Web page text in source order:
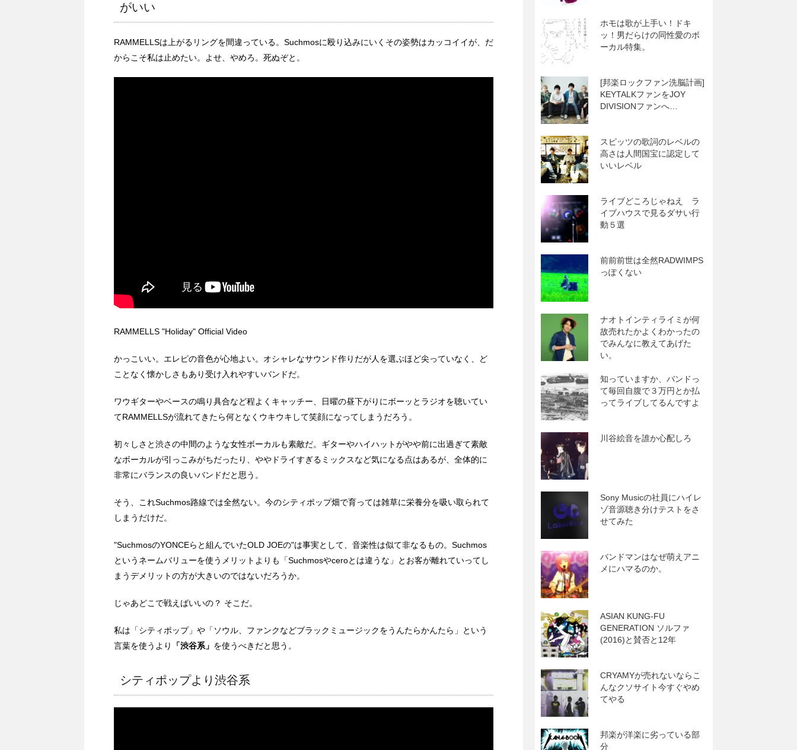
がいい
RAMMELLSは上がるリングを間違っている。Suchmosに殴り込みにいくその姿勢はカッコイイが、だ
からこそ私は止めたい。よせ、やめろ。死ぬぞと。
RAMMELLS "Holiday" Official Video
かっこいい。エレピの音色が心地よい。オシャレなサウンド作りだが人を選ぶほど尖っていなく、ど
ことなく懐かしさもあり受け入れやすいバンドだ。
ワウギターやベースの鳴り具合など程よくキャッチー、日曜の昼下がりにボーッとラジオを聴いてい
てRAMMELLSが流れてきたら何となくウキウキして笑顔になってしまうだろう。
初々しさと渋さの中間のような女性ボーカルも素敵だ。ギターやハイハットがやや前に出過ぎて素敵
なボーカルが引っこみがちだったり、ややドライすぎるミックスなど気になる点はあるが、全体的に
非常にバランスの良いバンドだと思う。
そう、これSuchmos路線では全然ない。今のシティポップ畑で育っては雑草に栄養分を吸い取られて
しまうだけだ。
"SuchmosのYONCEらと組んでいたOLD JOEの"は事実として、音楽性は似て非なるもの。Suchmos
というネームバリューを使うメリットよりも「Suchmosやceroとは違うな」とお客が離れていってし
まうデメリットの方が大きいのではないだろうか。
じゃあどこで戦えばいいの？ そこだ。
私は「シティポップ」や「ソウル、ファンクなどブラックミュージックをうんたらかんたら」という
言葉を使うより
「渋谷系」 を使うべきだと思う。
シティポップより渋谷系
ホモは歌が上手い！ドキ
ッ！男だらけの同性愛のボ
ーカル特集。
[邦楽ロックファン洗脳計画]
KEYTALKファンをJOY
DIVISIONファンへ…
スピッツの歌詞のレベルの
高さは人間国宝に認定して
いいレベル
ライブどころじゃねえ ラ
イブハウスで見るダサい行
動５選
前前前世は全然RADWIMPS
っぽくない
ナオトインティライミが何
故売れたかよくわかったの
でみんなに教えてあげた
い。
知っていますか、バンドっ
て毎回自腹で３万円とか払
ってライブしてるんですよ
川谷絵音を誰か心配しろ
Sony Musicの社員にハイレ
ゾ音源聴き分けテストをさ
せてみた
バンドマンはなぜ萌えアニ
メにハマるのか。
ASIAN KUNG-FU
GENERATION ソルファ
(2016)と賛否と12年
CRYAMYが売れないならこ
んなクソサイト今すぐやめ
てやる
邦楽が洋楽に劣っている部
分